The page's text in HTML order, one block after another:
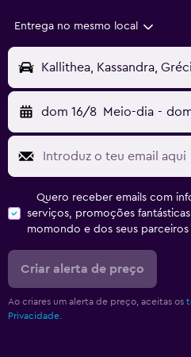
Entrega no mesmo local
Kallithea, Kassandra,
dom 16/8 Meio-dia -
Quero receber emails com
serviços, promoções
momondo e dos seus
Criar alerta de preço
Ao criares um alerta de preço, aceitas os
Privacidade.